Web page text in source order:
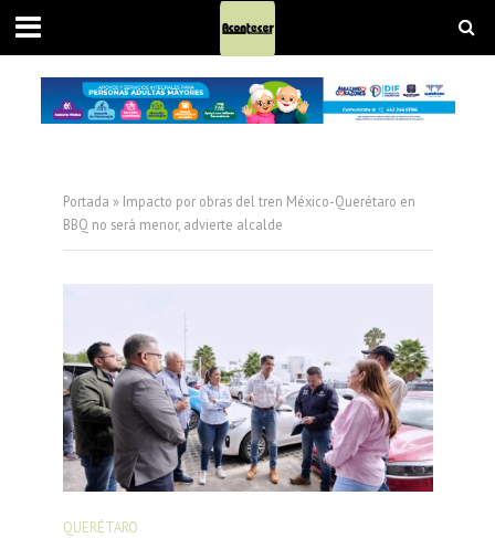
Portada » Impacto por obras del tren México-Querétaro en
BBQ no será menor, advierte alcalde
QUERÉTARO